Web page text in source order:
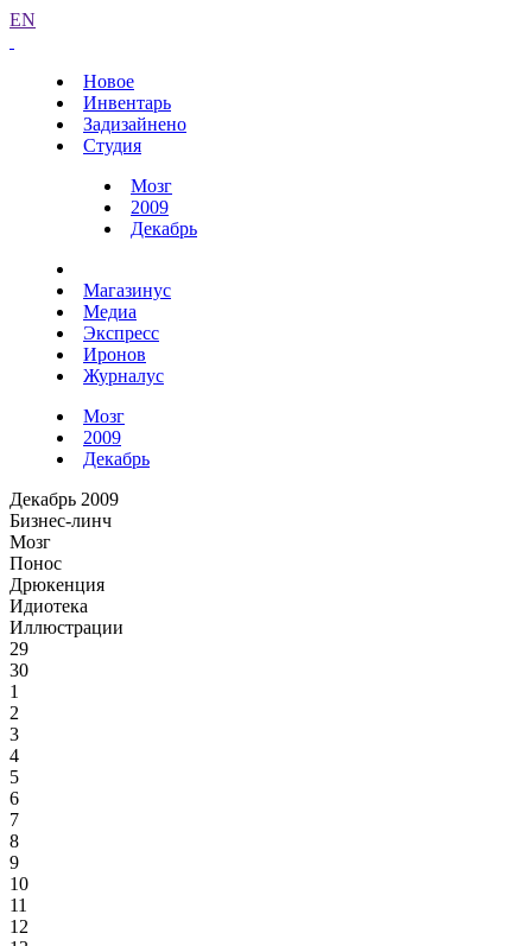
EN
Новое
Инвентарь
Задизайнено
Студия
Мозг
2009
Декабрь
Магазинус
Медиа
Экспресс
Иронов
Журналус
Мозг
2009
Декабрь
Декабрь 2009
Бизнес-линч
Мозг
Понос
Дрюкенция
Идиотека
Иллюстрации
29
30
1
2
3
4
5
6
7
8
9
10
11
12